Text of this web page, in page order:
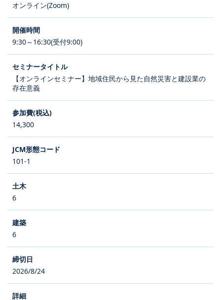
オンライン(Zoom)
9:30～16:30(受付9:00)
【オンラインセミナー】地域住民から見た自然災害と建設業の
存在意義
14,300
101-1
6
6
2026/8/24